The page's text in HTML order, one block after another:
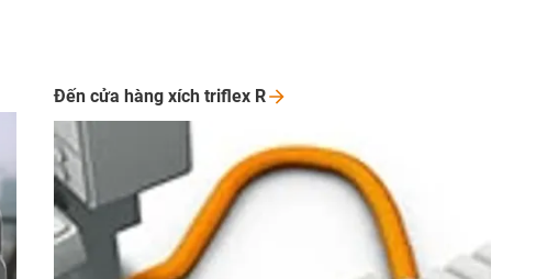
Đến cửa hàng xích triflex R